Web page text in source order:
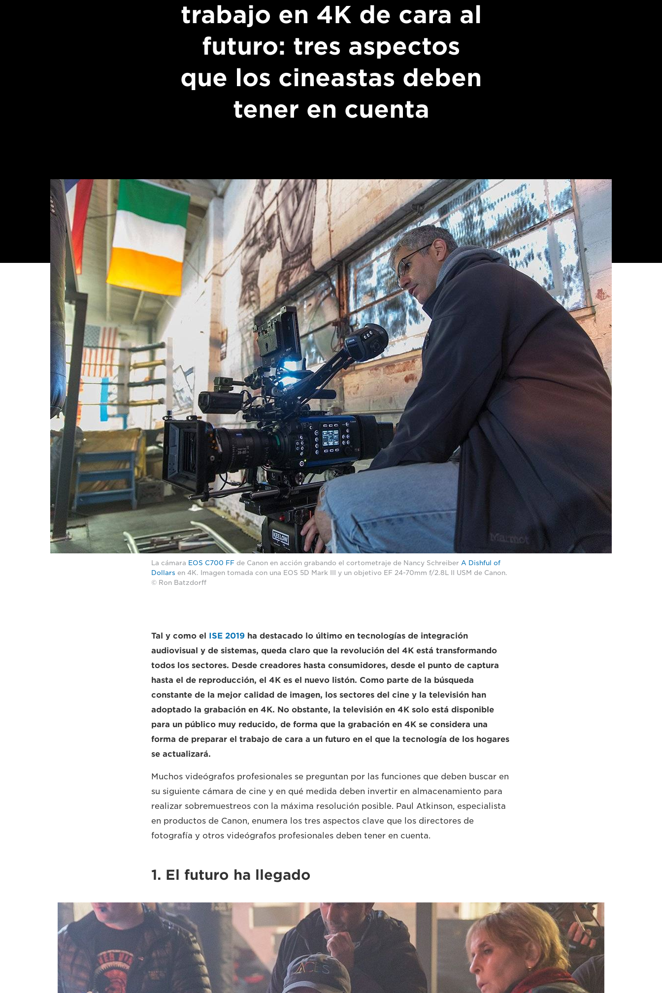
trabajo en 4K de cara al
futuro: tres aspectos
que los cineastas deben
tener en cuenta
La cámara EOS C700 FF de Canon en acción grabando el cortometraje de Nancy Schreiber A Dishful of
Dollars en 4K. Imagen tomada con una EOS 5D Mark III y un objetivo EF 24-70mm f/2.8L II USM de Canon.
© Ron Batzdorff
Tal y como el ISE 2019 ha destacado lo último en tecnologías de integración
audiovisual y de sistemas, queda claro que la revolución del 4K está transformando
todos los sectores. Desde creadores hasta consumidores, desde el punto de captura
hasta el de reproducción, el 4K es el nuevo listón. Como parte de la búsqueda
constante de la mejor calidad de imagen, los sectores del cine y la televisión han
adoptado la grabación en 4K. No obstante, la televisión en 4K solo está disponible
para un público muy reducido, de forma que la grabación en 4K se considera una
forma de preparar el trabajo de cara a un futuro en el que la tecnología de los hogares
se actualizará.
Muchos videógrafos profesionales se preguntan por las funciones que deben buscar en
su siguiente cámara de cine y en qué medida deben invertir en almacenamiento para
realizar sobremuestreos con la máxima resolución posible. Paul Atkinson, especialista
en productos de Canon, enumera los tres aspectos clave que los directores de
fotografía y otros videógrafos profesionales deben tener en cuenta.
1. El futuro ha llegado